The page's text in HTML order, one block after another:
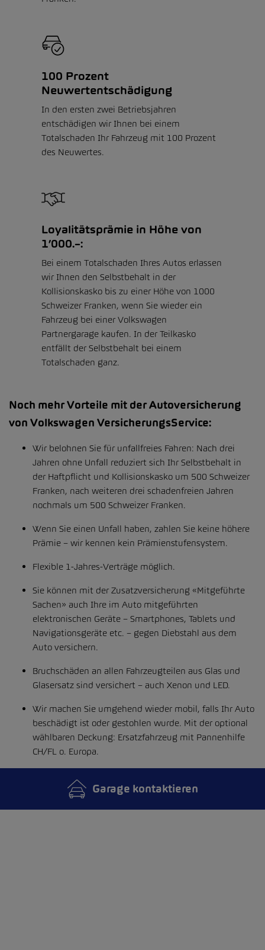
100 Prozent
Neuwertentschädigung
In den ersten zwei Betriebsjahren
entschädigen wir Ihnen bei einem
Totalschaden Ihr Fahrzeug mit 100 Prozent
des Neuwertes.
Loyalitätsprämie in Höhe von
1’000.–:
Bei einem Totalschaden Ihres Autos erlassen
wir Ihnen den Selbstbehalt in der
Kollisionskasko bis zu einer Höhe von 1000
Schweizer Franken, wenn Sie wieder ein
Fahrzeug bei einer Volkswagen
Partnergarage kaufen. In der Teilkasko
entfällt der Selbstbehalt bei einem
Totalschaden ganz.
Noch mehr Vorteile mit der Autoversicherung
von Volkswagen VersicherungsService:
Wir belohnen Sie für unfallfreies Fahren: Nach drei
Jahren ohne Unfall reduziert sich Ihr Selbstbehalt in
der Haftpflicht und Kollisionskasko um 500 Schweizer
Franken, nach weiteren drei schadenfreien Jahren
nochmals um 500 Schweizer Franken.
Wenn Sie einen Unfall haben, zahlen Sie keine höhere
Prämie – wir kennen kein Prämienstufensystem.
Flexible 1-Jahres-Verträge möglich.
Sie können mit der Zusatzversicherung «Mitgeführte
Sachen» auch Ihre im Auto mitgeführten
elektronischen Geräte – Smartphones, Tablets und
Navigationsgeräte etc. – gegen Diebstahl aus dem
Auto versichern.
Bruchschäden an allen Fahrzeugteilen aus Glas und
Glasersatz sind versichert – auch Xenon und LED.
Wir machen Sie umgehend wieder mobil, falls Ihr Auto
beschädigt ist oder gestohlen wurde. Mit der optional
wählbaren Deckung: Ersatzfahrzeug mit Pannenhilfe
CH/FL o. Europa.
Garage kontaktieren